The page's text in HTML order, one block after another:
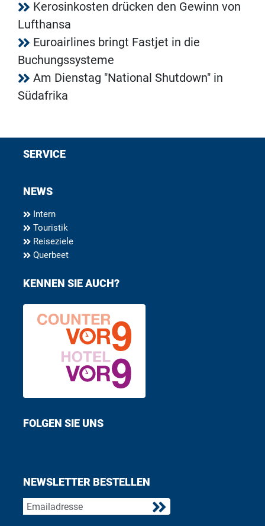
Kerosinkosten drücken den Gewinn von
Lufthansa
Euroairlines bringt Fastjet in die
Buchungssysteme
Am Dienstag "National Shutdown" in
Südafrika
SERVICE
NEWS
Intern
Touristik
Reiseziele
Querbeet
KENNEN SIE AUCH?
FOLGEN SIE UNS
NEWSLETTER BESTELLEN